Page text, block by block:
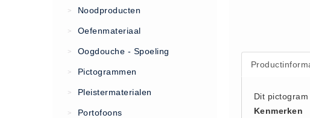
Vacatures
AED apparaten (11)
> Noodproducten
> Oefenmateriaal
> Oogdouche - Spoeling
> Pictogrammen
> Pleistermaterialen
> Portofoons
Dit
Kenmerken